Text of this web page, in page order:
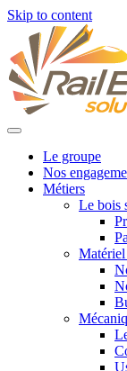
Skip to content
Le groupe
Nos
Métiers
Le bois